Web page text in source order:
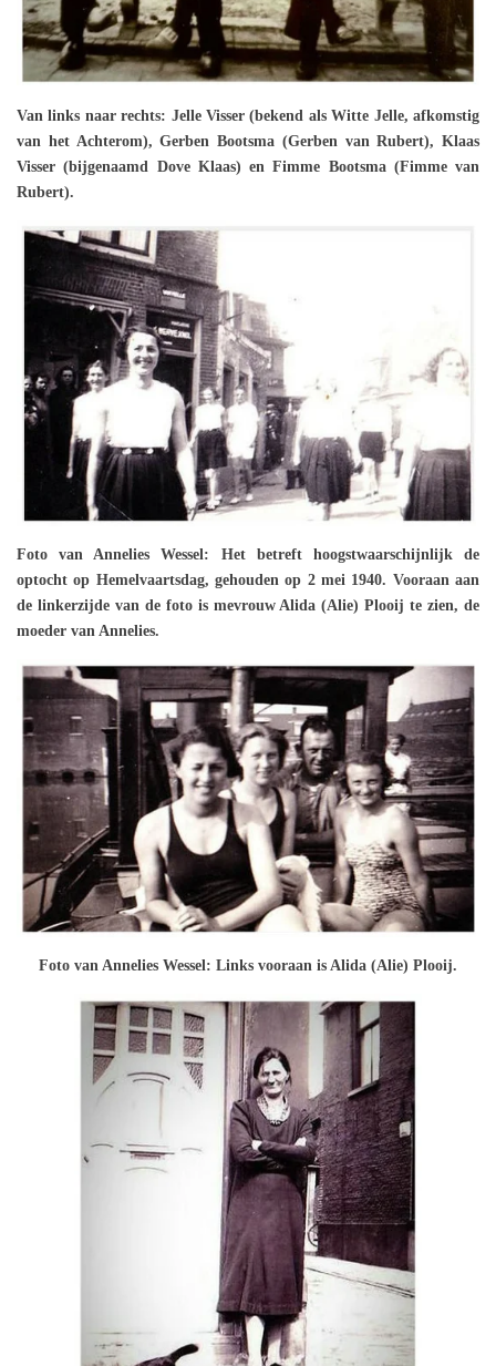
Van links naar rechts: Jelle Visser (bekend als Witte Jelle, afkomstig
van het Achterom), Gerben Bootsma (Gerben van Rubert), Klaas
Visser (bijgenaamd Dove Klaas) en Fimme Bootsma (Fimme van
Rubert).
Foto van Annelies Wessel: Het betreft hoogstwaarschijnlijk de
optocht op Hemelvaartsdag, gehouden op 2 mei 1940. Vooraan aan
de linkerzijde van de foto is mevrouw Alida (Alie) Plooij te zien, de
moeder van Annelies.
Foto van Annelies Wessel: Links vooraan is Alida (Alie) Plooij.